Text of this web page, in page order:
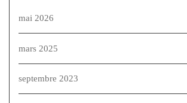
mai 2026
mars 2025
septembre 2023